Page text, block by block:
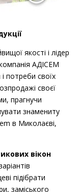
якості і лідер
АДІСЕМ
потреби своїх
своєї
прагнучи
знамениту
в Миколаєві,
вікон
підібрати
заміського